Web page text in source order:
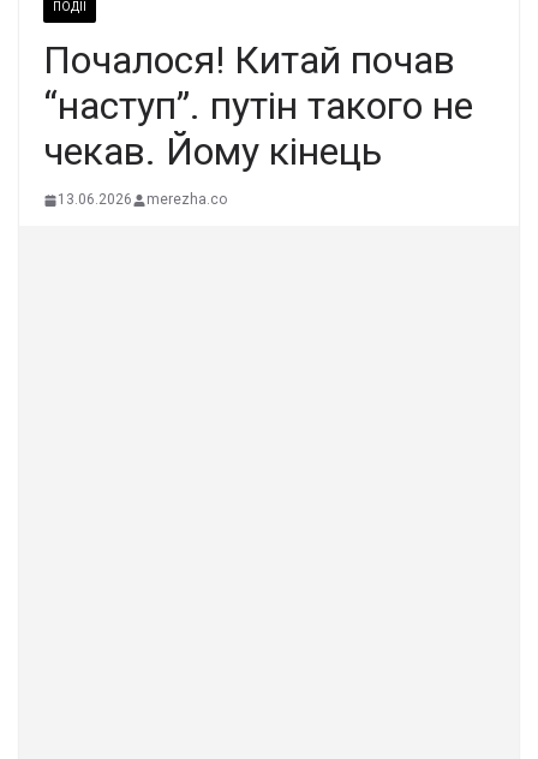
ПОДІЇ
Пoчалося! Китай почав
“наcтуп”. пyтін тaкого не
чeкав. Йому кiнець
13.06.2026 merezha.co